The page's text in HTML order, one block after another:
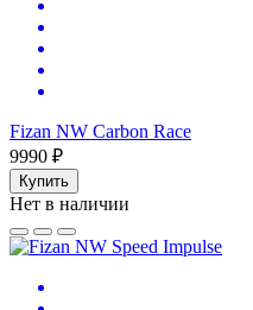
Fizan NW Carbon Race
9990 ₽
Купить
Нет в наличии